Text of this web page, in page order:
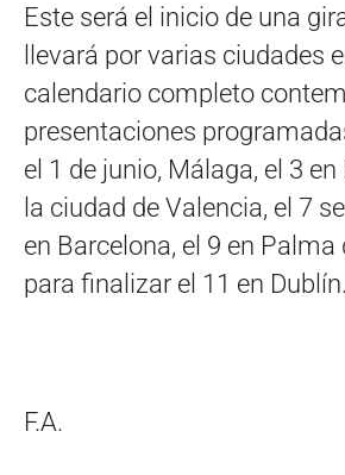
Este será el inicio de una
llevará por varias ciudades
calendario completo
presentaciones
el 1 de junio, Málaga, el 3
la ciudad de Valencia, el 7
en Barcelona, el 9 en
para finalizar el 11 en Dublín.
F.A.